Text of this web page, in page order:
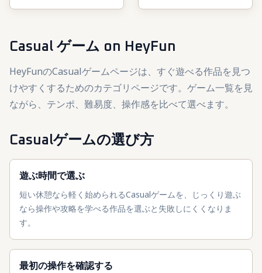
Casual ゲーム on HeyFun
HeyFunのCasualゲームページは、すぐ遊べる作品を見つ
けやすくするためのカテゴリページです。ゲーム一覧を見
ながら、テンポ、難易度、操作感を比べて選べます。
Casualゲームの選び方
遊ぶ時間で選ぶ
短い休憩なら軽く始められるCasualゲームを、じっくり遊ぶ
なら操作や攻略を学べる作品を選ぶと失敗しにくくなりま
す。
最初の操作を確認する